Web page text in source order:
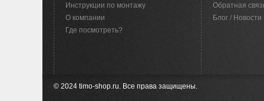
Инструкции по монтажу
O компании
Где посмотреть?
Обратная
Блог / Новости
© 2024 timo-shop.ru. Все права защищены.